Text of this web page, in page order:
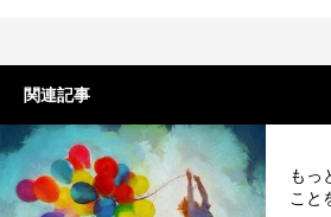
関連記事
もっ
こと